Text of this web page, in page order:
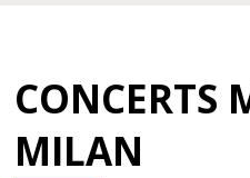
CONCERTS
MILAN